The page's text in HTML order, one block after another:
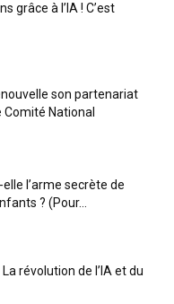
grâce à l’IA ! C’est
son partenariat
National
elle l’arme secrète de
? (Pour...
révolution de l’IA et du